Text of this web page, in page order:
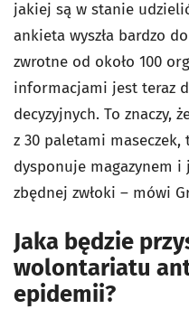
jakiej są w stanie
ankieta wyszła bardzo
zwrotne od około 100
informacjami jest teraz
decyzyjnych. To znaczy,
z 30 paletami
dysponuje magazynem i
zbędnej zwłoki – mówi
Jaka będzie
wolontariatu
epidemii?